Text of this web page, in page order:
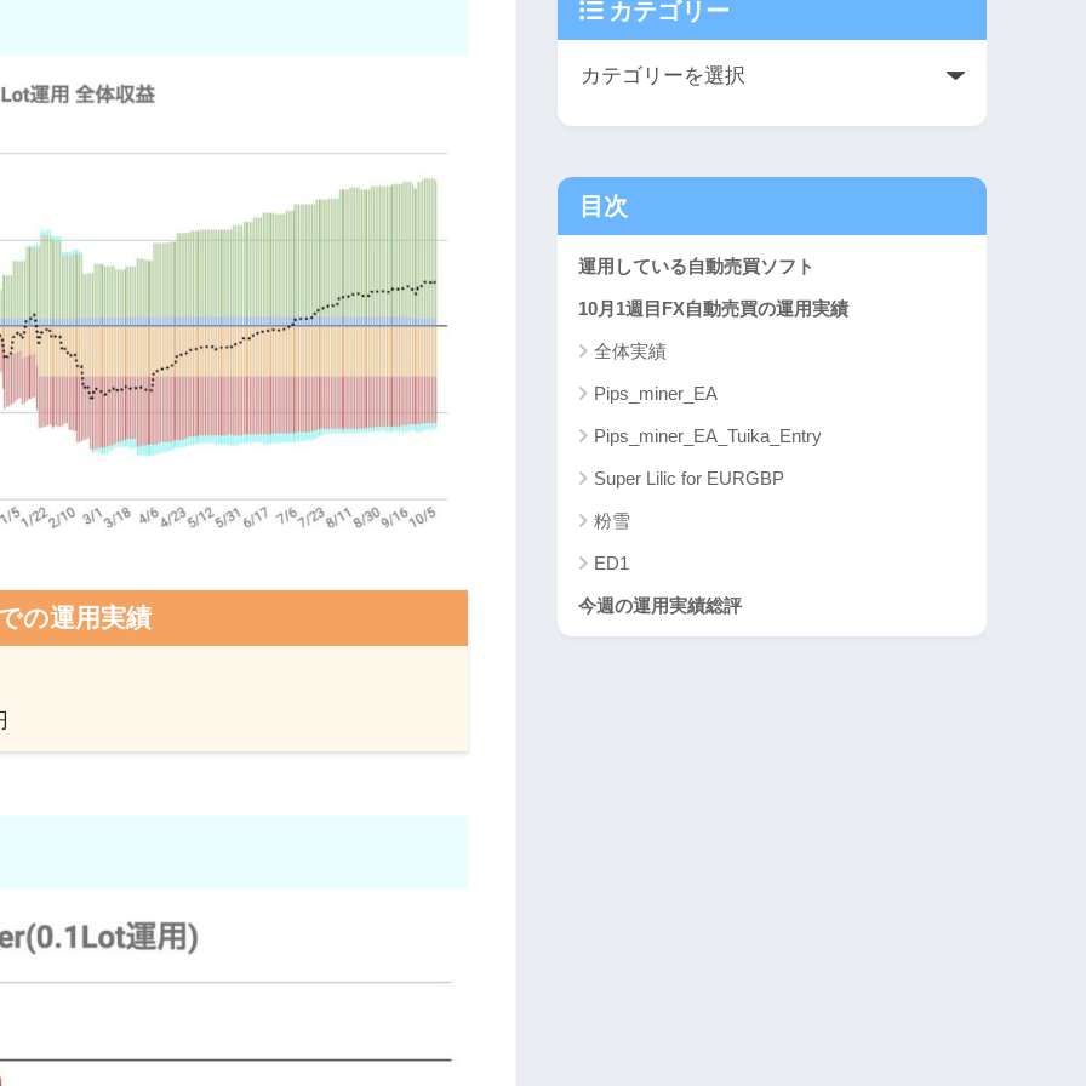
の運用実績
カテゴリー
目次
運用している自動売買ソフト
10月1週目FX自動売買の運用実績
全体実績
Pips_miner_EA
Pips_miner_EA_Tuika_Entry
Super Lilic for EURGBP
粉雪
ED1
今週の運用実績総評